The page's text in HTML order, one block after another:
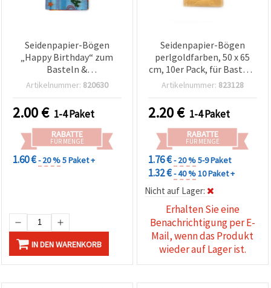
Seidenpapier-Bögen
„Happy Birthday“ zum
Basteln &
Geschenkverpacken, 50 x
Artikelnummer: 820630
2.00€ 1-4 Paket
RABATTE
FÜR MENGE
1.60 €- 20 %5 Paket +
IN DEN WARENKORB
Seidenpapier-Bögen
perlgoldfarben, 50 x 65
cm, 10er Pack, für Basteln
& Geschenkverpackung
Artikelnummer: 823128
2.20€ 1-4 Paket
RABATTE
FÜR MENGE
1.76 €- 20 %5-9 Paket
1.32 €- 40 %10 Paket +
Nicht auf Lager:
Erhalten Sie eine
Benachrichtigung per E-
Mail, wenn das Produkt
wieder auf Lager ist.